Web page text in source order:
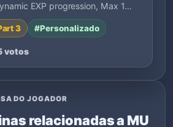
EXP progression, Max 1…
3 #Personalizado
votos
DO JOGADOR
relacionadas a MU